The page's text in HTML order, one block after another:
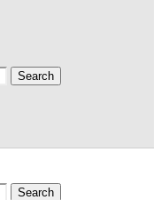
Search
Search